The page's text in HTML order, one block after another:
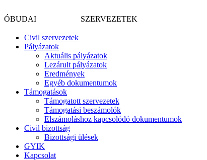
ÓBUDAI SZERVEZETEK
Civil szervezetek
Pályázatok
Aktuális pályázatok
Lezárult pályázatok
Eredmények
Egyéb dokumentumok
Támogatások
Támogatott szervezetek
Támogatási beszámolók
Elszámoláshoz kapcsolódó dokumentumok
Civil bizottság
Bizottsági ülések
GYIK
Kapcsolat